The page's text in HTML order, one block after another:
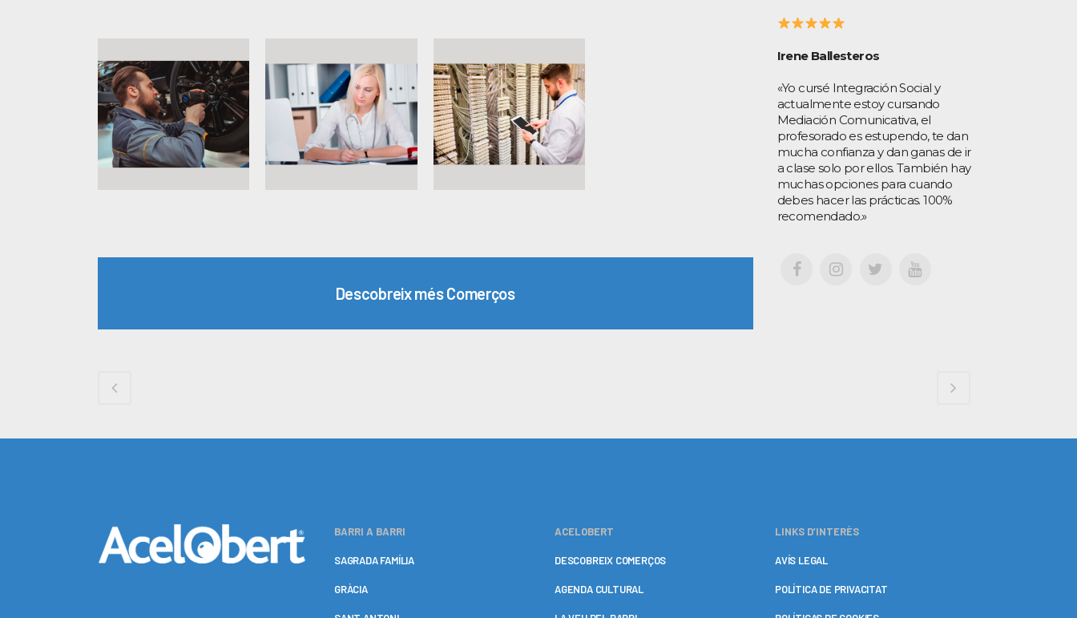
Descobreix més Comerços
Irene Ballesteros
«Yo cursé Integración Social y
actualmente estoy cursando
Mediación Comunicativa, el
profesorado es estupendo, te dan
mucha confianza y dan ganas de ir
a clase solo por ellos. También hay
muchas opciones para cuando
debes hacer las prácticas. 100%
recomendado.»
BARRI A BARRI
SAGRADA FAMÍLIA
GRÀCIA
ACELOBERT
DESCOBREIX COMERÇOS
AGENDA CULTURAL
LINKS D’INTERÈS
AVÍS LEGAL
POLÍTICA DE PRIVACITAT